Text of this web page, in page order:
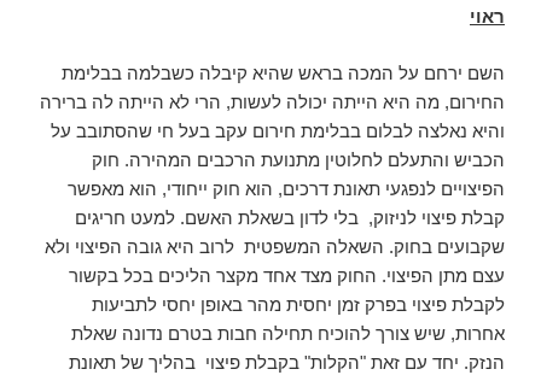
ראוי
השם ירחם על המכה בראש שהיא קיבלה כשבלמה בבלימת
החירום, מה היא הייתה יכולה לעשות, הרי לא הייתה לה ברירה
והיא נאלצה לבלום בבלימת חירום עקב בעל חי שהסתובב על
הכביש והתעלם לחלוטין מתנועת הרכבים המהירה. חוק
הפיצויים לנפגעי תאונת דרכים, הוא חוק ייחודי, הוא מאפשר
קבלת פיצוי לניזוק, בלי לדון בשאלת האשם. למעט חריגים
שקבועים בחוק. השאלה המשפטית לרוב היא גובה הפיצוי ולא
עצם מתן הפיצוי. החוק מצד אחד מקצר הליכים בכל בקשור
לקבלת פיצוי בפרק זמן יחסית מהר באופן יחסי לתביעות
אחרות, שיש צורך להוכיח תחילה חבות בטרם נדונה שאלת
הנזק. יחד עם זאת "הקלות" בקבלת פיצוי בהליך של תאונת